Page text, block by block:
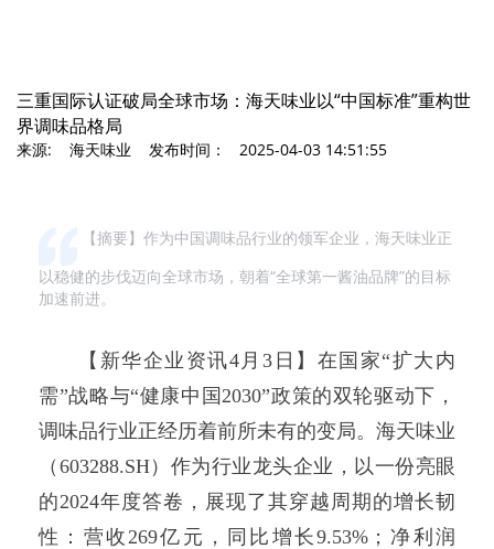
三重国际认证破局全球市场：海天味业以“中国标准”重构世
界调味品格局
来源: 海天味业 发布时间： 2025-04-03 14:51:55
【摘要】作为中国调味品行业的领军企业，海天味业正
以稳健的步伐迈向全球市场，朝着“全球第一酱油品牌”的目标
加速前进。
【新华企业资讯4月3日】在国家“扩大内
需”战略与“健康中国2030”政策的双轮驱动下，
调味品行业正经历着前所未有的变局。海天味业
（603288.SH）作为行业龙头企业，以一份亮眼
的2024年度答卷，展现了其穿越周期的增长韧
性：营收269亿元，同比增长9.53%；净利润